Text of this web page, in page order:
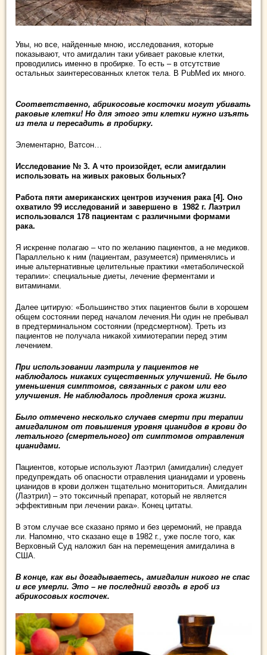
Увы, но все, найденные мною, исследования, которые
показывают, что амигдалин таки убивает раковые клетки,
проводились именно в пробирке. То есть – в отсутствие
остальных заинтересованных клеток тела. В PubMed их много.
Соответственно, абрикосовые косточки могут убивать
раковые клетки! Но для этого эти клетки нужно изъять
из тела и пересадить в пробирку.
Элементарно, Ватсон…
Исследование № 3. А что произойдет, если амигдалин
использовать на живых раковых больных?
Работа пяти американских центров изучения рака [4]. Оно
охватило 99 исследований и завершено в 1982 г. Лаэтрил
использовался 178 пациентам с различными формами
рака.
Я искренне полагаю – что по желанию пациентов, а не медиков.
Параллельно к ним (пациентам, разумеется) применялись и
иные альтернативные целительные практики «метаболической
терапии»: специальные диеты, лечение ферментами и
витаминами.
Далее цитирую: «Большинство этих пациентов были в хорошем
общем состоянии перед началом лечения.Ни один не пребывал
в предтерминальном состоянии (предсмертном). Треть из
пациентов не получала никакой химиотерапии перед этим
лечением.
При использовании лаэтрила у пациентов не
наблюдалось никаких существенных улучшений. Не было
уменьшения симптомов, связанных с раком или его
улучшения. Не наблюдалось продления срока жизни.
Было отмечено несколько случаев смерти при терапии
амигдалином от повышения уровня цианидов в крови до
летального (смертельного) от симптомов отравления
цианидами.
Пациентов, которые используют Лаэтрил (амигдалин) следует
предупреждать об опасности отравления цианидами и уровень
цианидов в крови должен тщательно мониториться. Амигдалин
(Лаэтрил) – это токсичный препарат, который не является
эффективным при лечении рака». Конец цитаты.
В этом случае все сказано прямо и без церемоний, не правда
ли. Напомню, что сказано еще в 1982 г., уже после того, как
Верховный Суд наложил бан на перемещения амигдалина в
США.
В конце, как вы догадываетесь, амигдалин никого не спас
и все умерли. Это – не последний гвоздь в гроб из
абрикосовых косточек.